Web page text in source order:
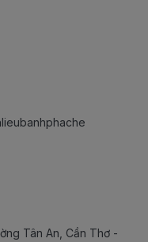
Tân An, Cần Thơ -